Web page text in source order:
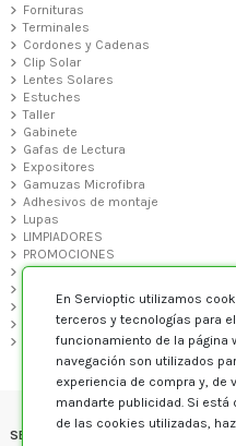
Fornituras
Terminales
Cordones y Cadenas
Clip Solar
Lentes Solares
Estuches
Taller
Gabinete
Gafas de Lectura
Expositores
Gamuzas Microfibra
Adhesivos de montaje
Lupas
LIMPIADORES
PROMOCIONES
PREMONTADAS GALP
GAFAS DE SOL
Audiología
VARIOS
SERVIOPTIC
En Servioptic utilizamos
terceros y tecnologías para
funcionamiento de la página
navegación son utilizados
experiencia de compra y, de
mandarte publicidad. Si está
de las cookies utilizadas,